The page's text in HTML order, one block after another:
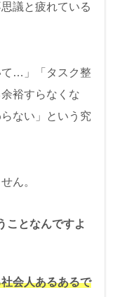
議と疲れている
て…」「タスク整
裕すらなくな
ない」という究
ん。
ことなんですよ
会人あるあるで